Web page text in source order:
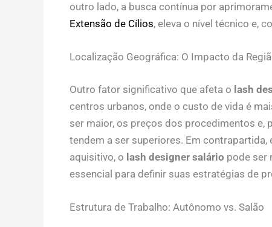
outro lado, a busca contínua por
Extensão de Cílios, eleva o nível técnico e,
Localização Geográfica: O Impacto da
Outro fator significativo que afeta o lash
centros urbanos, onde o custo de vida é
ser maior, os preços dos procedimentos
tendem a ser superiores. Em
aquisitivo, o lash designer salário pode ser
essencial para definir suas estratégias de
Estrutura de Trabalho: Autônomo vs. Salão